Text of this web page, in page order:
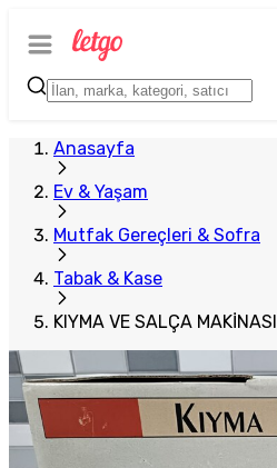
Anasayfa
Ev & Yaşam
Mutfak Gereçleri & Sofra
Tabak & Kase
KIYMA VE SALÇA MAKİNASI